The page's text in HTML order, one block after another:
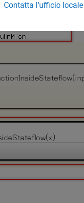
Contatta l’ufficio locale